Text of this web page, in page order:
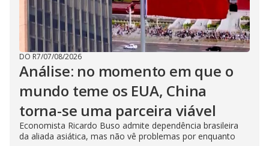
DO R7/07/08/2026
Análise: no momento em que o
mundo teme os EUA, China
torna-se uma parceira viável
Economista Ricardo Buso admite dependência brasileira
da aliada asiática, mas não vê problemas por enquanto